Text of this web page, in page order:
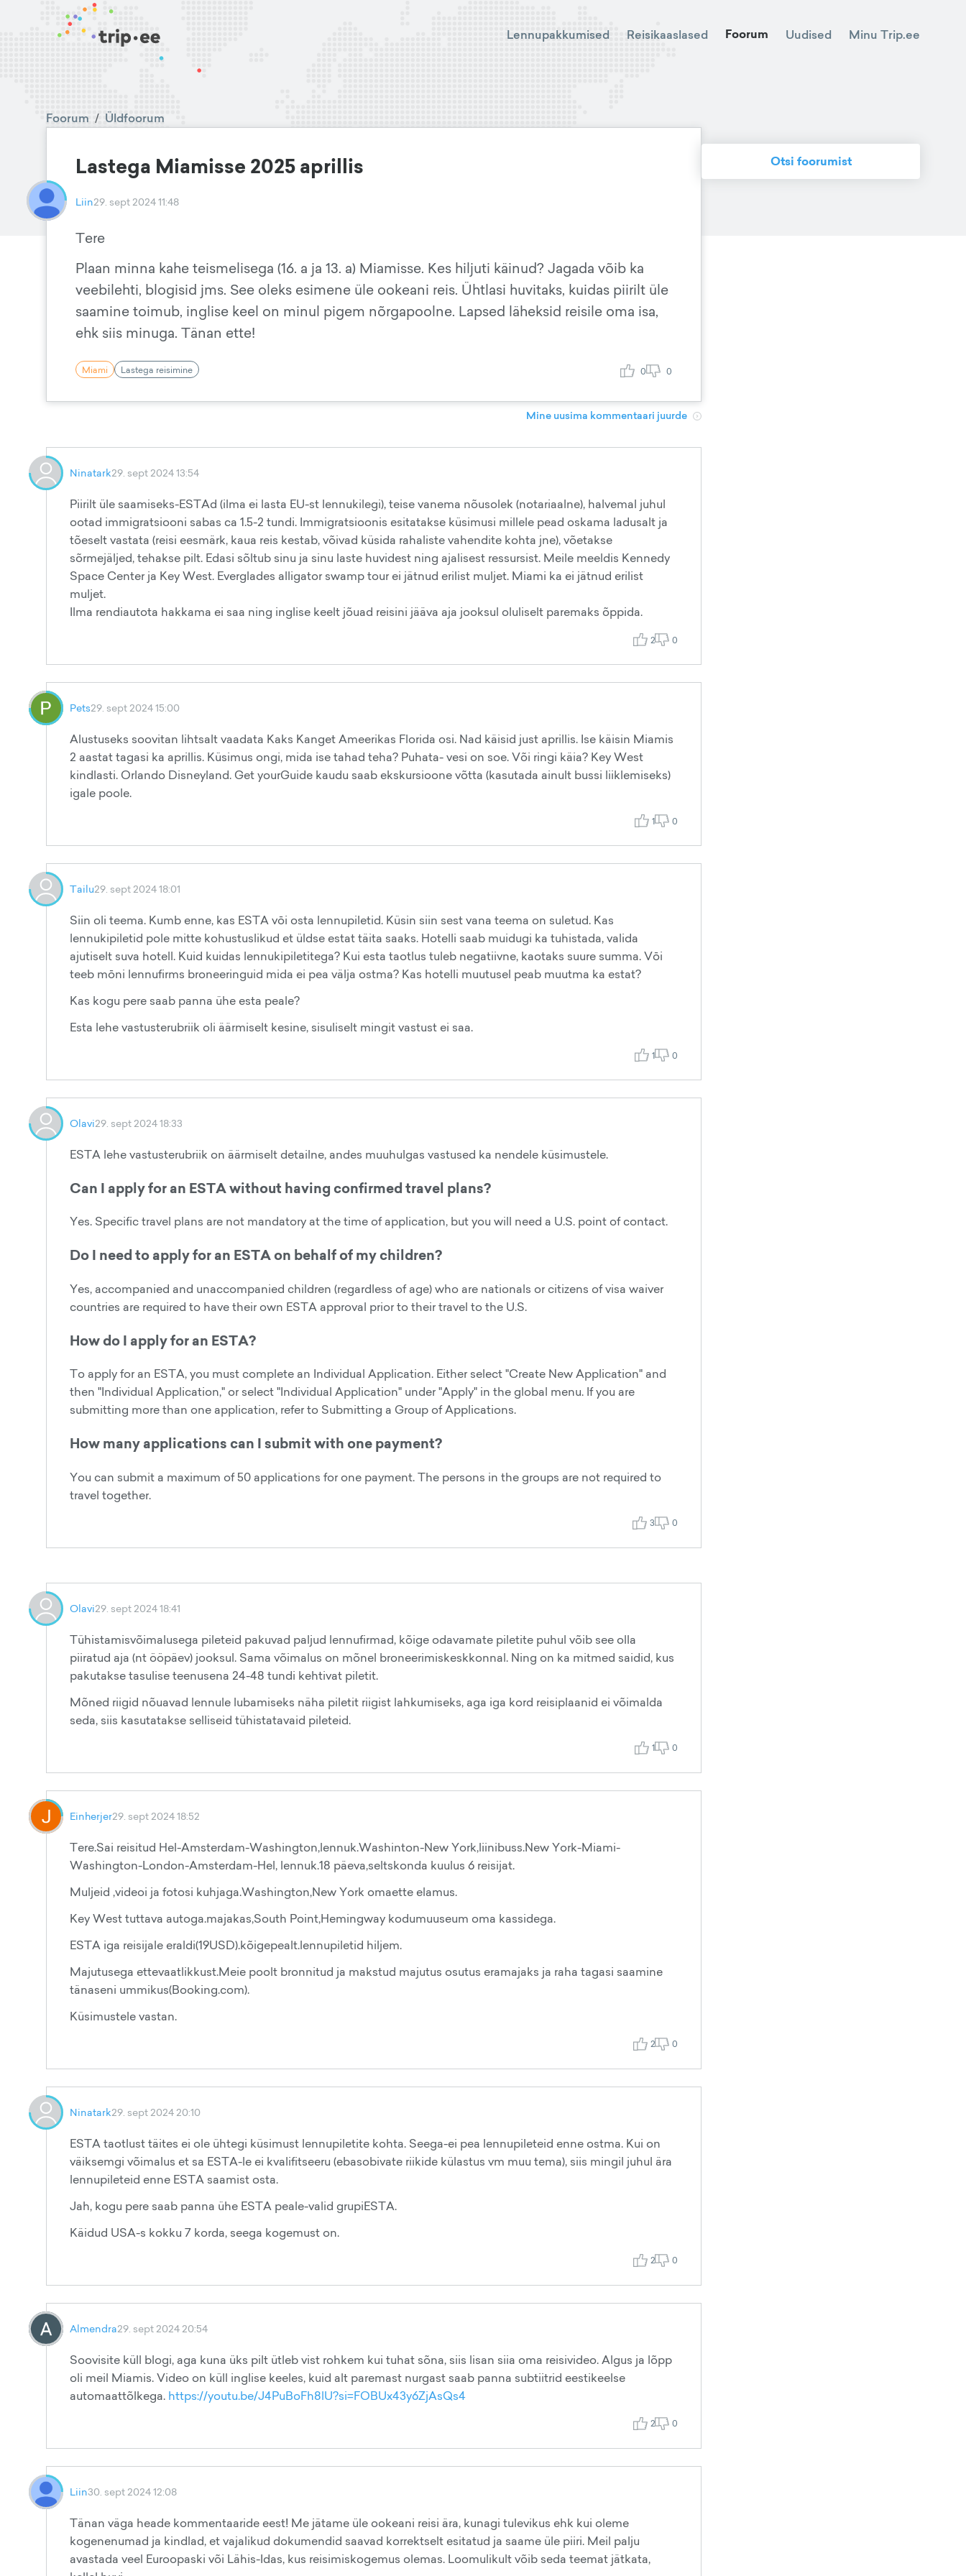
Lennupakkumised Reisikaaslased Foorum Uudised Minu Trip.ee
Foorum / Üldfoorum
Lastega Miamisse 2025 aprillis
Liin29. sept 2024 11:48
Tere
Plaan minna kahe teismelisega (16. a ja 13. a) Miamisse. Kes hiljuti käinud? Jagada võib ka
veebilehti, blogisid jms. See oleks esimene üle ookeani reis. Ühtlasi huvitaks, kuidas piirilt üle
saamine toimub, inglise keel on minul pigem nõrgapoolne. Lapsed läheksid reisile oma isa,
ehk siis minuga. Tänan ette!
Miami Lastega reisimine 0 0
Mine uusima kommentaari juurde
Ninatark29. sept 2024 13:54
Piirilt üle saamiseks-ESTAd (ilma ei lasta EU-st lennukilegi), teise vanema nõusolek (notariaalne), halvemal juhul
ootad immigratsiooni sabas ca 1.5-2 tundi. Immigratsioonis esitatakse küsimusi millele pead oskama ladusalt ja
tõeselt vastata (reisi eesmärk, kaua reis kestab, võivad küsida rahaliste vahendite kohta jne), võetakse
sõrmejäljed, tehakse pilt. Edasi sõltub sinu ja sinu laste huvidest ning ajalisest ressursist. Meile meeldis Kennedy
Space Center ja Key West. Everglades alligator swamp tour ei jätnud erilist muljet. Miami ka ei jätnud erilist
muljet.
Ilma rendiautota hakkama ei saa ning inglise keelt jõuad reisini jääva aja jooksul oluliselt paremaks õppida.
2 0
Pets29. sept 2024 15:00
Alustuseks soovitan lihtsalt vaadata Kaks Kanget Ameerikas Florida osi. Nad käisid just aprillis. Ise käisin Miamis
2 aastat tagasi ka aprillis. Küsimus ongi, mida ise tahad teha? Puhata- vesi on soe. Või ringi käia? Key West
kindlasti. Orlando Disneyland. Get yourGuide kaudu saab ekskursioone võtta (kasutada ainult bussi liiklemiseks)
igale poole.
1 0
Tailu29. sept 2024 18:01
Siin oli teema. Kumb enne, kas ESTA vōi osta lennupiletid. Küsin siin sest vana teema on suletud. Kas
lennukipiletid pole mitte kohustuslikud et üldse estat täita saaks. Hotelli saab muidugi ka tuhistada, valida
ajutiselt suva hotell. Kuid kuidas lennukipiletitega? Kui esta taotlus tuleb negatiivne, kaotaks suure summa. Vōi
teeb mōni lennufirms broneeringuid mida ei pea välja ostma? Kas hotelli muutusel peab muutma ka estat?
Kas kogu pere saab panna ühe esta peale?
Esta lehe vastusterubriik oli äärmiselt kesine, sisuliselt mingit vastust ei saa.
1 0
Olavi29. sept 2024 18:33
ESTA lehe vastusterubriik on äärmiselt detailne, andes muuhulgas vastused ka nendele küsimustele.
Can I apply for an ESTA without having confirmed travel plans?
Yes. Specific travel plans are not mandatory at the time of application, but you will need a U.S. point of contact.
Do I need to apply for an ESTA on behalf of my children?
Yes, accompanied and unaccompanied children (regardless of age) who are nationals or citizens of visa waiver
countries are required to have their own ESTA approval prior to their travel to the U.S.
How do I apply for an ESTA?
To apply for an ESTA, you must complete an Individual Application. Either select "Create New Application" and
then "Individual Application," or select "Individual Application" under "Apply" in the global menu. If you are
submitting more than one application, refer to Submitting a Group of Applications.
How many applications can I submit with one payment?
You can submit a maximum of 50 applications for one payment. The persons in the groups are not required to
travel together.
3 0
Olavi29. sept 2024 18:41
Tühistamisvõimalusega pileteid pakuvad paljud lennufirmad, kõige odavamate piletite puhul võib see olla
piiratud aja (nt ööpäev) jooksul. Sama võimalus on mõnel broneerimiskeskkonnal. Ning on ka mitmed saidid, kus
pakutakse tasulise teenusena 24-48 tundi kehtivat piletit.
Mõned riigid nõuavad lennule lubamiseks näha piletit riigist lahkumiseks, aga iga kord reisiplaanid ei võimalda
seda, siis kasutatakse selliseid tühistatavaid pileteid.
1 0
Einherjer29. sept 2024 18:52
Tere.Sai reisitud Hel-Amsterdam-Washington,lennuk.Washinton-New York,liinibuss.New York-Miami-
Washington-London-Amsterdam-Hel, lennuk.18 päeva,seltskonda kuulus 6 reisijat.
Muljeid ,videoi ja fotosi kuhjaga.Washington,New York omaette elamus.
Key West tuttava autoga.majakas,South Point,Hemingway kodumuuseum oma kassidega.
ESTA iga reisijale eraldi(19USD).kõigepealt.lennupiletid hiljem.
Majutusega ettevaatlikkust.Meie poolt bronnitud ja makstud majutus osutus eramajaks ja raha tagasi saamine
tänaseni ummikus(Booking.com).
Küsimustele vastan.
2 0
Ninatark29. sept 2024 20:10
ESTA taotlust täites ei ole ühtegi küsimust lennupiletite kohta. Seega-ei pea lennupileteid enne ostma. Kui on
väiksemgi võimalus et sa ESTA-le ei kvalifitseeru (ebasobivate riikide külastus vm muu tema), siis mingil juhul ära
lennupileteid enne ESTA saamist osta.
Jah, kogu pere saab panna ühe ESTA peale-valid grupiESTA.
Käidud USA-s kokku 7 korda, seega kogemust on.
2 0
Almendra29. sept 2024 20:54
Soovisite küll blogi, aga kuna üks pilt ütleb vist rohkem kui tuhat sõna, siis lisan siia oma reisivideo. Algus ja lõpp
oli meil Miamis. Video on küll inglise keeles, kuid alt paremast nurgast saab panna subtiitrid eestikeelse
automaattõlkega. https://youtu.be/J4PuBoFh8lU?si=FOBUx43y6ZjAsQs4
2 0
Liin30. sept 2024 12:08
Tänan väga heade kommentaaride eest! Me jätame üle ookeani reisi ära, kunagi tulevikus ehk kui oleme
kogenenumad ja kindlad, et vajalikud dokumendid saavad korrektselt esitatud ja saame üle piiri. Meil palju
avastada veel Euroopaski või Lähis-Idas, kus reisimiskogemus olemas. Loomulikult võib seda teemat jätkata,
Otsi foorumist